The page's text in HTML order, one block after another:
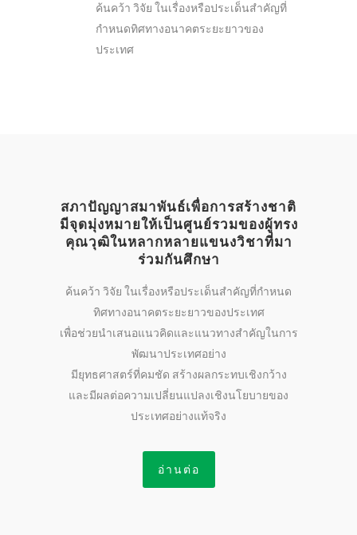
ค้นคว้า วิจัย ในเรื่องหรือประเด็นสำคัญที่
กำหนดทิศทางอนาคตระยะยาวของ
ประเทศ
สภาปัญญาสมาพันธ์เพื่อการสร้างชาติ
มีจุดมุ่งหมายให้เป็นศูนย์รวมของผู้ทรง
คุณวุฒิในหลากหลายแขนงวิชาที่มา
ร่วมกันศึกษา
ค้นคว้า วิจัย ในเรื่องหรือประเด็นสำคัญที่กำหนด
ทิศทางอนาคตระยะยาวของประเทศ
เพื่อช่วยนำเสนอแนวคิดและแนวทางสำคัญในการ
พัฒนาประเทศอย่าง
มียุทธศาสตร์ที่คมชัด สร้างผลกระทบเชิงกว้าง
และมีผลต่อความเปลี่ยนแปลงเชิงนโยบายของ
ประเทศอย่างแท้จริง
อ่านต่อ